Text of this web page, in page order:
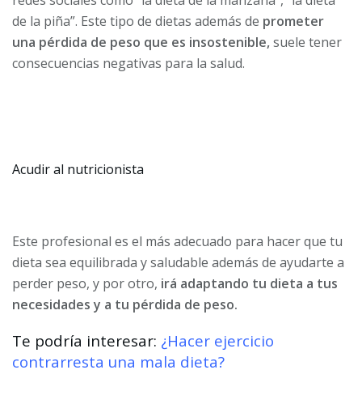
de la piña”. Este tipo de dietas además de prometer
una pérdida de peso que es insostenible,suele tener
consecuencias negativas para la salud.
Acudir al nutricionista
Este profesional es el más adecuado para hacer que tu
dieta sea equilibrada y saludable además de ayudarte a
perder peso, y por otro, irá adaptando tu dieta a tus
necesidades y a tu pérdida de peso.
Te podría interesar: ¿Hacer ejercicio
contrarresta una mala dieta?